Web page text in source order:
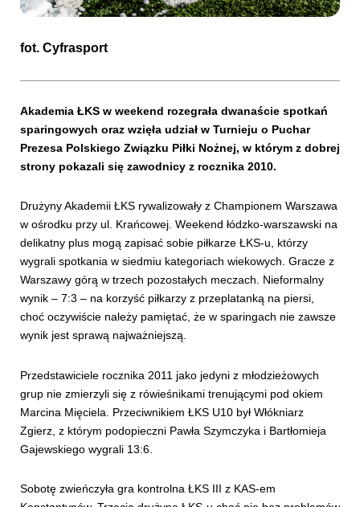
fot. Cyfrasport
Akademia ŁKS w weekend rozegrała dwanaście spotkań
sparingowych oraz wzięła udział w Turnieju o Puchar
Prezesa Polskiego Związku Piłki Nożnej, w którym z dobrej
strony pokazali się zawodnicy z rocznika 2010.
Drużyny Akademii ŁKS rywalizowały z Championem Warszawa
w ośrodku przy ul. Krańcowej. Weekend łódzko-warszawski na
delikatny plus mogą zapisać sobie piłkarze ŁKS-u, którzy
wygrali spotkania w siedmiu kategoriach wiekowych. Gracze z
Warszawy górą w trzech pozostałych meczach. Nieformalny
wynik – 7:3 – na korzyść piłkarzy z przeplatanką na piersi,
choć oczywiście należy pamiętać, że w sparingach nie zawsze
wynik jest sprawą najważniejszą.
Przedstawiciele rocznika 2011 jako jedyni z młodzieżowych
grup nie zmierzyli się z rówieśnikami trenującymi pod okiem
Marcina Mięciela. Przeciwnikiem ŁKS U10 był Włókniarz
Zgierz, z którym podopieczni Pawła Szymczyka i Bartłomieja
Gajewskiego wygrali 13:6.
Sobotę zwieńczyła gra kontrolna ŁKS III z KAS-em